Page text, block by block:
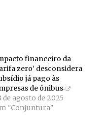
financeiro da
zero’ desconsidera
já pago às
de ônibus
de agosto de 2025
"Conjuntura"